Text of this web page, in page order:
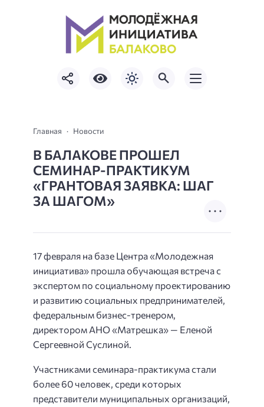
Главная Новости
В БАЛАКОВЕ ПРОШЕЛ
СЕМИНАР-ПРАКТИКУМ
«ГРАНТОВАЯ ЗАЯВКА: ШАГ
ЗА ШАГОМ»
17 февраля на базе Центра «Молодежная
инициатива» прошла обучающая встреча с
экспертом по социальному проектированию
и развитию социальных предпринимателей,
федеральным бизнес-тренером,
директором АНО «Матрешка» — Еленой
Сергеевной Суслиной.
Участниками семинара-практикума стали
более 60 человек, среди которых
представители муниципальных организаций,